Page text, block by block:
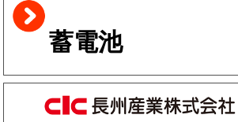
蓄電池